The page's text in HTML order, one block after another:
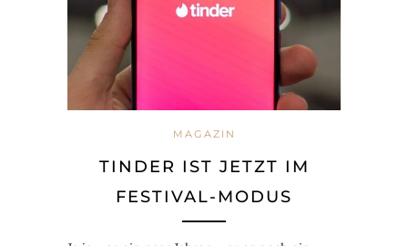
MAGAZIN
TINDER IST JETZT IM
FESTIVAL-MODUS